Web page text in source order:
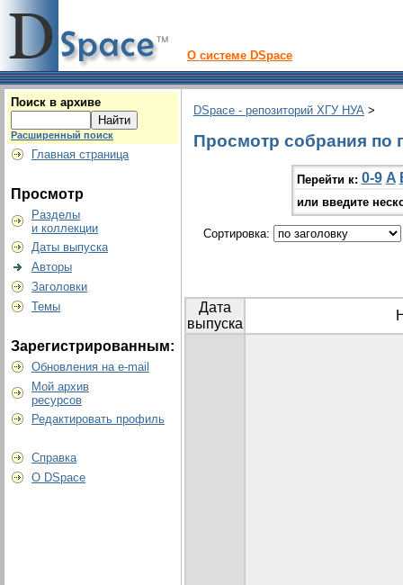
О системе DSpace
Поиск в архиве
Расширенный поиск
Главная страница
Просмотр
Разделы
и коллекции
Даты выпуска
Авторы
Заголовки
Темы
Зарегистрированным:
Обновления на e-mail
Мой архив
ресурсов
Редактировать профиль
Справка
О DSpace
DSpace - репозиторий ХГУ НУА >
Просмотр собрания по
Перейти к: 0-9 A
или введите
Сортировка:
Дата
выпуска